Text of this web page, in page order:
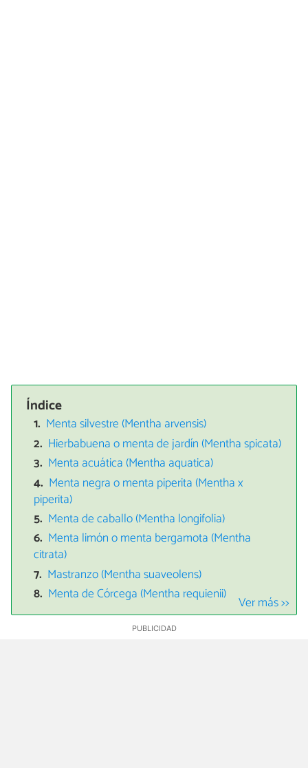
Índice
Menta silvestre (Mentha arvensis)
Hierbabuena o menta de jardín (Mentha spicata)
Menta acuática (Mentha aquatica)
Menta negra o menta piperita (Mentha x
piperita)
Menta de caballo (Mentha longifolia)
Menta limón o menta bergamota (Mentha
citrata)
Mastranzo (Mentha suaveolens)
Menta de Córcega (Mentha requienii)
Ver más >>